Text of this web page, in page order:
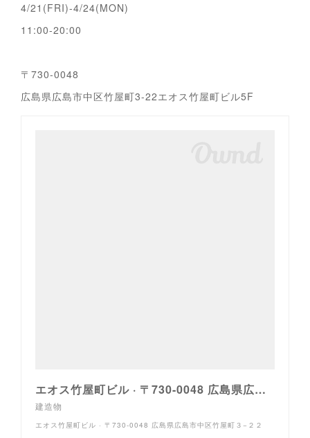
4/21(FRI)-4/24(MON)
11:00-20:00
〒730-0048
広島県広島市中区竹屋町3-22エオス竹屋町ビル5F
エオス竹屋町ビル · 〒730-0048 広島県広島市中区竹屋町３−２２
建造物
エオス竹屋町ビル · 〒730-0048 広島県広島市中区竹屋町３−２２